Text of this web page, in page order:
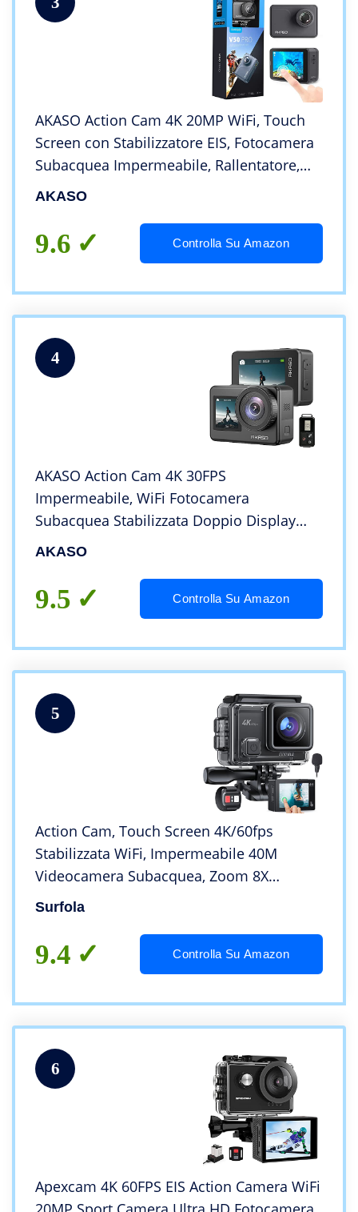
AKASO Action Cam 4K 20MP WiFi, Touch
Screen con Stabilizzatore EIS, Fotocamera
Subacquea Impermeabile, Rallentatore,
Angolo Variabile, Telecomando, Batterie
AKASO
9.6 Controlla Su Amazon
4
AKASO Action Cam 4K 30FPS
Impermeabile, WiFi Fotocamera
Subacquea Stabilizzata Doppio Display
20MP, Action Camera Controllo Vocale
Kits di Accessori (Brave 7)
AKASO
9.5 Controlla Su Amazon
5
Action Cam, Touch Screen 4K/60fps
Stabilizzata WiFi, Impermeabile 40M
Videocamera Subacquea, Zoom 8X
Microfono Esterno con Telecomando
Surfola
9.4 Controlla Su Amazon
6
Apexcam 4K 60FPS EIS Action Camera WiFi